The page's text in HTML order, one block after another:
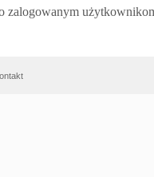
zalogowanym